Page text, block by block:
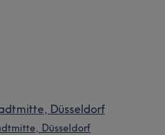
Düsseldorf
Düsseldorf